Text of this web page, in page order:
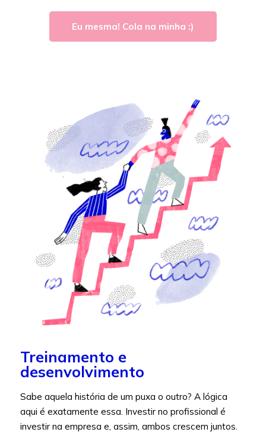
Eu mesma! Cola na minha :)
Treinamento e
desenvolvimento
Sabe aquela história de um puxa o outro? A lógica
aqui é exatamente essa. Investir no profissional é
investir na empresa e, assim, ambos crescem juntos.